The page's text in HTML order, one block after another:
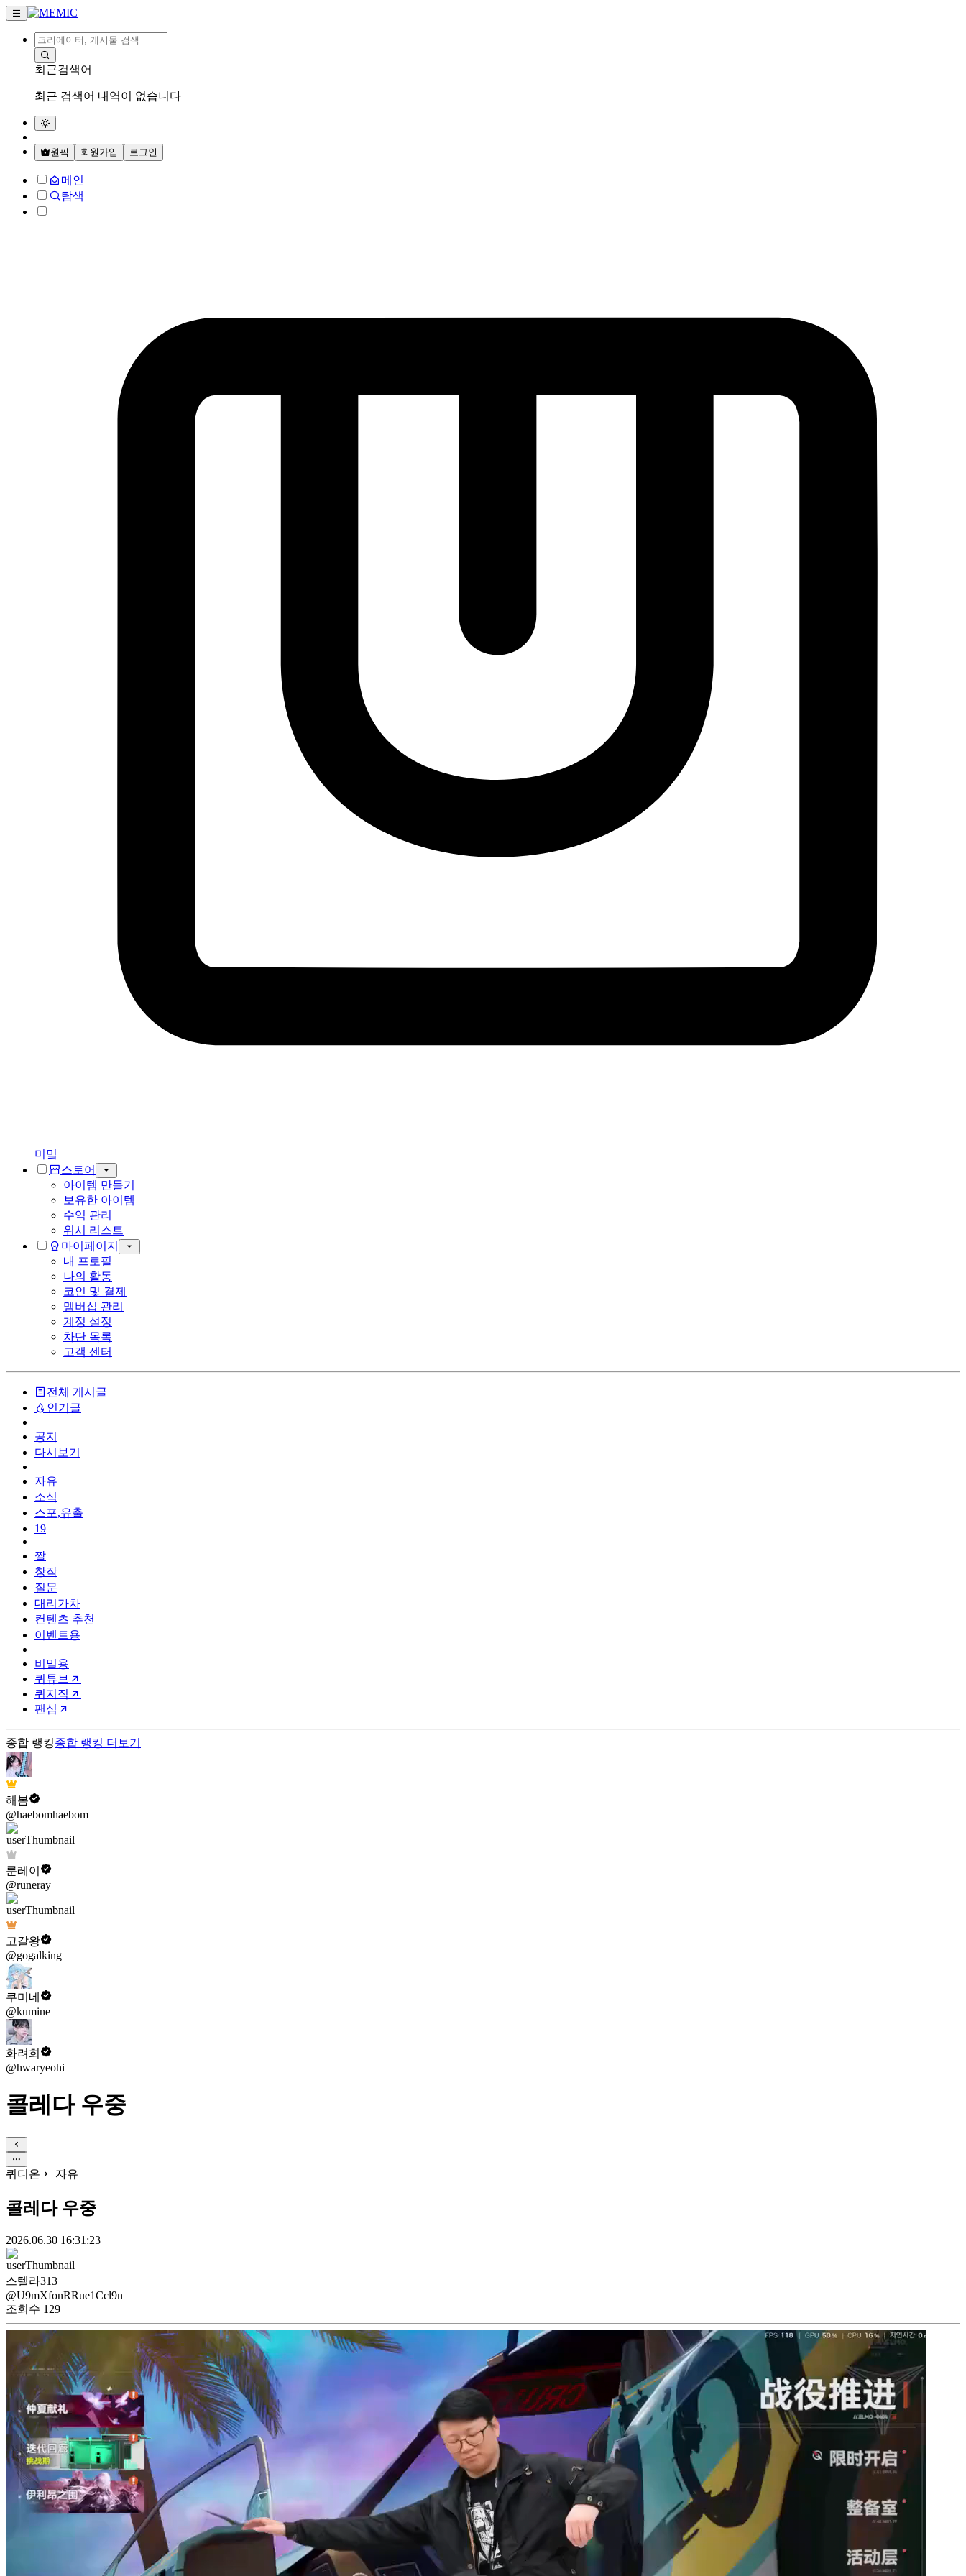
최근검색어
최근 검색어 내역이 없습니다
원픽 회원가입 로그인
메인
탐색
미밐
스토어
아이템 만들기
보유한 아이템
수익 관리
위시 리스트
마이페이지
내 프로필
나의 활동
코인 및 결제
멤버십 관리
계정 설정
차단 목록
고객 센터
전체 게시글
인기글
공지
다시보기
자유
소식
스포,유출
19
짤
창작
질문
대리가차
컨텐츠 추천
이벤트용
비밀용
퀴튜브
퀴지직
팬심
종합 랭킹종합 랭킹 더보기
해봄
@haebomhaebom
룬레이
@runeray
고갈왕
@gogalking
쿠미네
@kumine
화려희
@hwaryeohi
콜레다 우중
퀴디온 자유
콜레다 우중
2026.06.30 16:31:23
스텔라313
@U9mXfonRRue1Ccl9n
조회수 129